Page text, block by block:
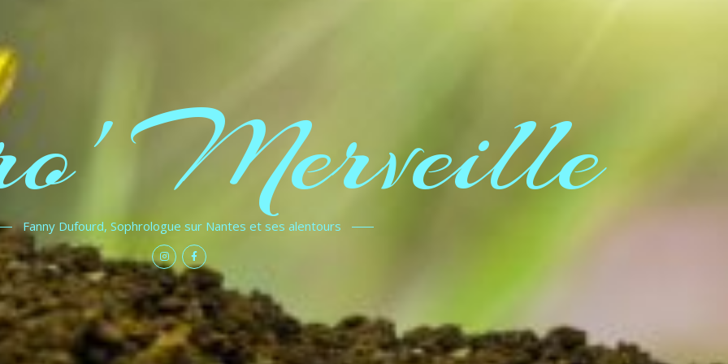
Merveille
Fanny Dufourd, Sophrologue sur Nantes et ses alentours